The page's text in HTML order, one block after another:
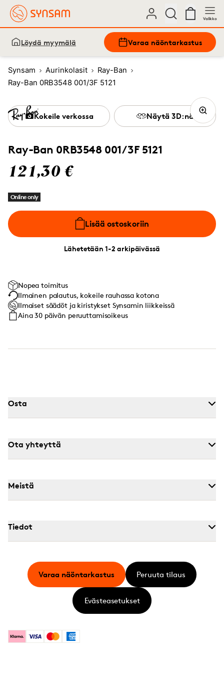
Valikko
Löydä myymälä Varaa näöntarkastus
Synsam Aurinkolasit
Ray-Ban
Ray-Ban 0RB3548 001/3F 5121
Ray-Ban 0RB3548 001/3F 5121
121,30 €
Online only
Lisää ostoskoriin
Lähetetään 1-2 arkipäivässä
Kokeile verkossa Näytä 3D:nä
Nopea toimitus
Ilmainen palautus, kokeile rauhassa kotona
Ilmaiset säädöt ja kiristykset Synsamin liikkeissä
Aina 30 päivän peruuttamisoikeus
Osta
Ota yhteyttä
Meistä
Tiedot
KlarnaVisa MastercardAmerican Express
Varaa näöntarkastus Peruuta tilaus
Evästeasetukset